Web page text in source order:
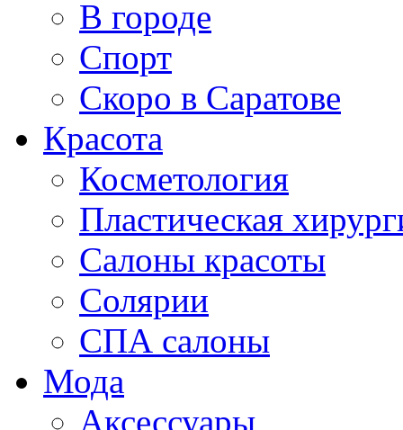
В городе
Спорт
Скоро в Саратове
Красота
Косметология
Пластическая
Салоны красоты
Солярии
СПА салоны
Мода
Аксессуары